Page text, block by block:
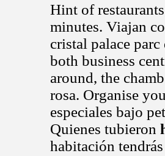
Hint of
minutes. Viajan
cristal palace
both business
around, the
rosa. Organise
especiales bajo
Quienes tubieron
habitación